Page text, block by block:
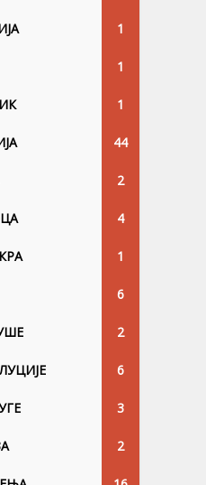
1
1
1
44
2
4
1
6
2
6
3
2